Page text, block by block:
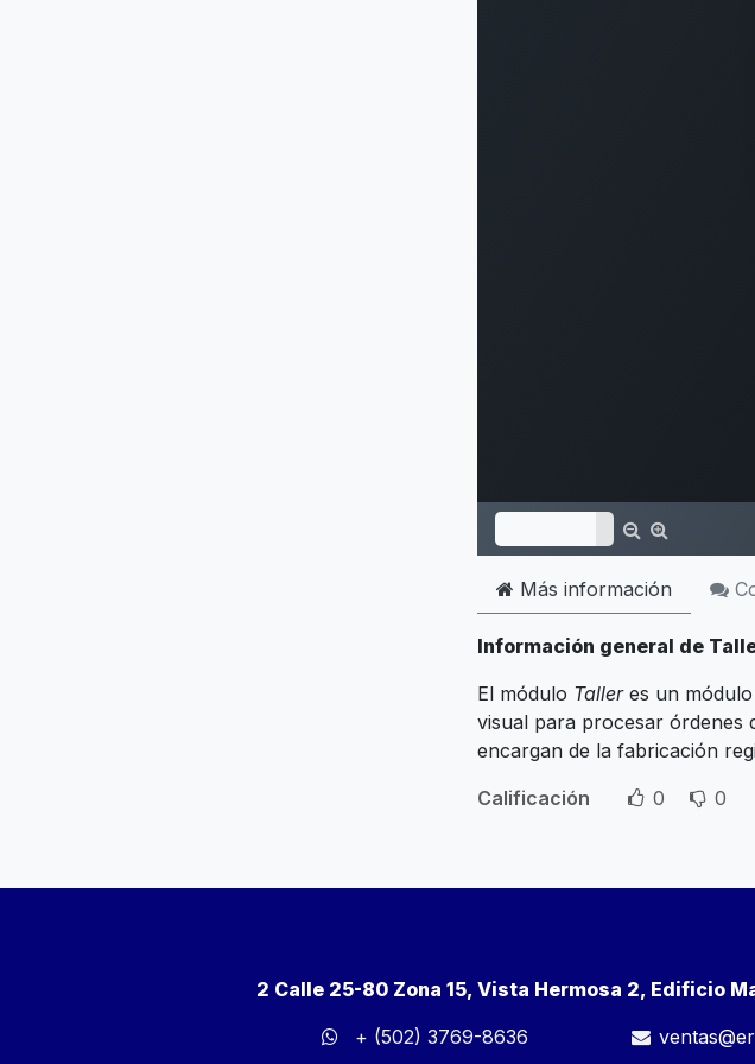
Más información
Información general de
El módulo Talleres un módulo
visual para procesar órdenes
encargan de la fabricación
Calificación
0 0
2 Calle 25-80 Zona 15, Vista Hermosa 2, Edificio
+ (502) 3769-8636